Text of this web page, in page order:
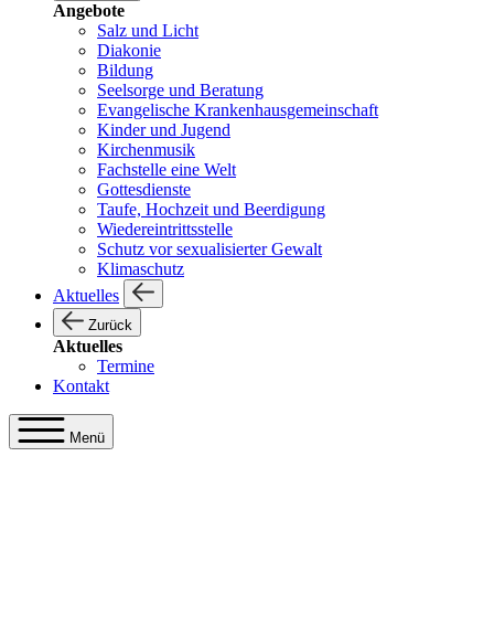
Angebote
Salz und Licht
Diakonie
Bildung
Seelsorge und Beratung
Evangelische Krankenhausgemeinschaft
Kinder und Jugend
Kirchenmusik
Fachstelle eine Welt
Gottesdienste
Taufe, Hochzeit und Beerdigung
Wiedereintrittsstelle
Schutz vor sexualisierter Gewalt
Klimaschutz
Aktuelles
Zurück
Aktuelles
Termine
Kontakt
Menü